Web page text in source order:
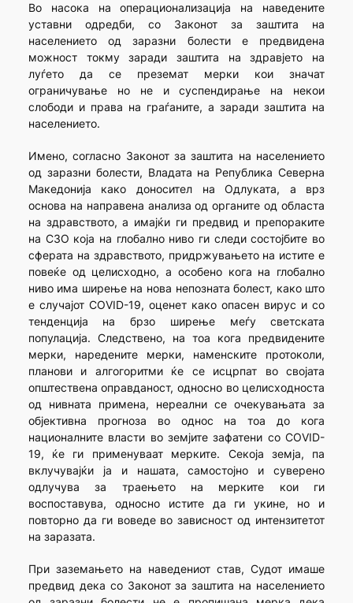
Во насока на операционализација на наведените
уставни одредби, со Законот за заштита на
населението од заразни болести е предвидена
можност токму заради заштита на здравјето на
луѓето да се преземат мерки кои значат
ограничување но не и суспендирање на некои
слободи и права на граѓаните, а заради заштита на
населението.
Имено, согласно Законот за заштита на населението
од заразни болести, Владата на Република Северна
Македонија како доносител на Одлуката, а врз
основа на направена анализа од органите од областа
на здравството, а имајќи ги предвид и препораките
на СЗО која на глобално ниво ги следи состојбите во
сферата на здравството, придржувањето на истите е
повеќе од целисходно, а особено кога на глобално
ниво има ширење на нова непозната болест, како што
е случајот COVID-19, оценет како опасен вирус и со
тенденција на брзо ширење меѓу светската
популација. Следствено, на тоа кога предвидените
мерки, наредените мерки, наменските протоколи,
планови и алгогоритми ќе се исцрпат во својата
општествена оправданост, односно во целисходноста
од нивната примена, нереални се очекувањата за
објективна прогноза во однос на тоа до кога
националните власти во земјите зафатени со COVID-
19, ќе ги применуваат мерките. Секоја земја, па
вклучувајќи ја и нашата, самостојно и суверено
одлучува за траењето на мерките кои ги
воспоставува, односно истите да ги укине, но и
повторно да ги воведе во зависност од интензитетот
на заразата.
При заземањето на наведениот став, Судот имаше
предвид дека со Законот за заштита на населението